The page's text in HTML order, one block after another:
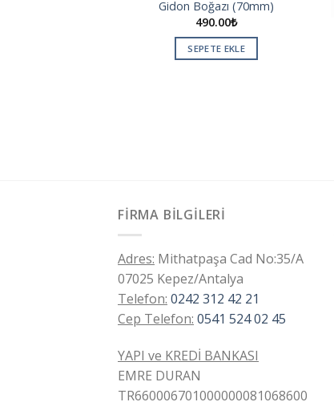
Gidon Boğazı (70mm)
490.00₺
SEPETE EKLE
FIRMA BILGILERI
Adres: Mithatpaşa Cad No:35/A
07025 Kepez/Antalya
Telefon: 0242 312 42 21
Cep Telefon: 0541 524 02 45
YAPI ve KREDİ BANKASI
EMRE DURAN
TR660006701000000081068600